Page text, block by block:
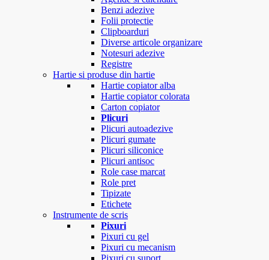
Benzi adezive
Folii protectie
Clipboarduri
Diverse articole organizare
Notesuri adezive
Registre
Hartie si produse din hartie
Hartie copiator alba
Hartie copiator colorata
Carton copiator
Plicuri
Plicuri autoadezive
Plicuri gumate
Plicuri siliconice
Plicuri antisoc
Role case marcat
Role pret
Tipizate
Etichete
Instrumente de scris
Pixuri
Pixuri cu gel
Pixuri cu mecanism
Pixuri cu suport